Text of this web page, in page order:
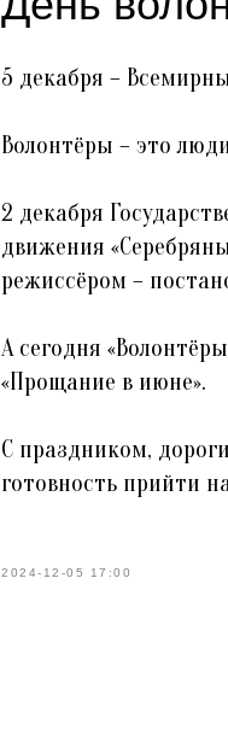
5 декабря –
Волонтёры – это
2 декабря
движения
режиссёром –
А сегодня
«Прощание в июне».
С праздником,
готовность прийти
2024-12-05 17:00